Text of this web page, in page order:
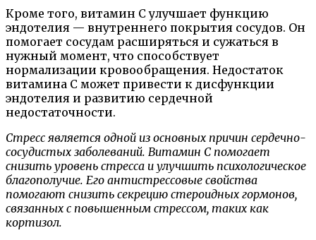
Кроме того, витамин С улучшает функцию
эндотелия — внутреннего покрытия сосудов. Он
помогает сосудам расширяться и сужаться в
нужный момент, что способствует
нормализации кровообращения. Недостаток
витамина C может привести к дисфункции
эндотелия и развитию сердечной
недостаточности.
Стресс является одной из основных причин сердечно-
сосудистых заболеваний. Витамин С помогает
снизить уровень стресса и улучшить психологическое
благополучие. Его антистрессовые свойства
помогают снизить секрецию стероидных гормонов,
связанных с повышенным стрессом, таких как
кортизол.